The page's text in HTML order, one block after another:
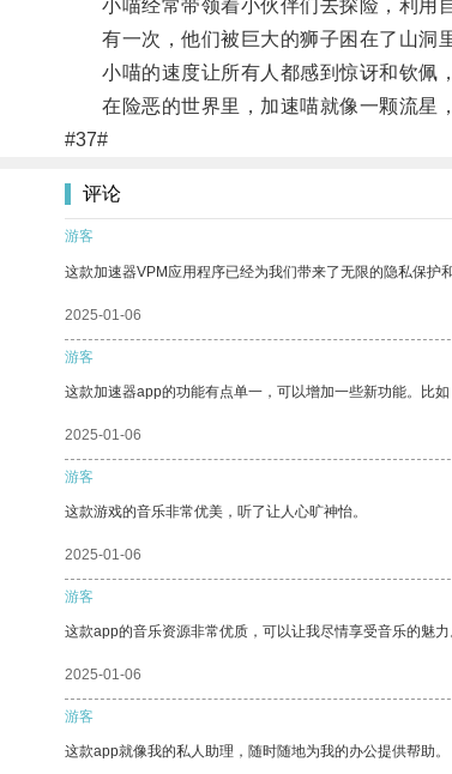
小喵经常带领着小伙伴们去探险，利用自
有一次，他们被巨大的狮子困在了山洞里
小喵的速度让所有人都感到惊讶和钦佩，
在险恶的世界里，加速喵就像一颗流星，
#37#
评论
游客
这款加速器VPM应用程序已经为我们带来了无限的隐私保护
2025-01-06
游客
这款加速器app的功能有点单一，可以增加一些新功能。比
2025-01-06
游客
这款游戏的音乐非常优美，听了让人心旷神怡。
2025-01-06
游客
这款app的音乐资源非常优质，可以让我尽情享受音乐的魅力
2025-01-06
游客
这款app就像我的私人助理，随时随地为我的办公提供帮助。